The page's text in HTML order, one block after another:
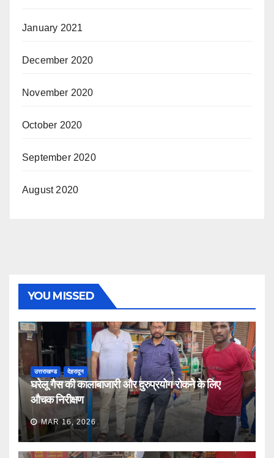
January 2021
December 2020
November 2020
October 2020
September 2020
August 2020
YOU MISSED
उत्तराखण्ड देहरादून
घरेलू गैस की कालाबाजारी और दुरुप्रयोग रोकने के लिए
औचक निरीक्षण
MAR 16, 2026